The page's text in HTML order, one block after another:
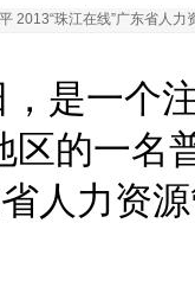
2013“珠江在线”广东省
是一个
区的一名
省人力资